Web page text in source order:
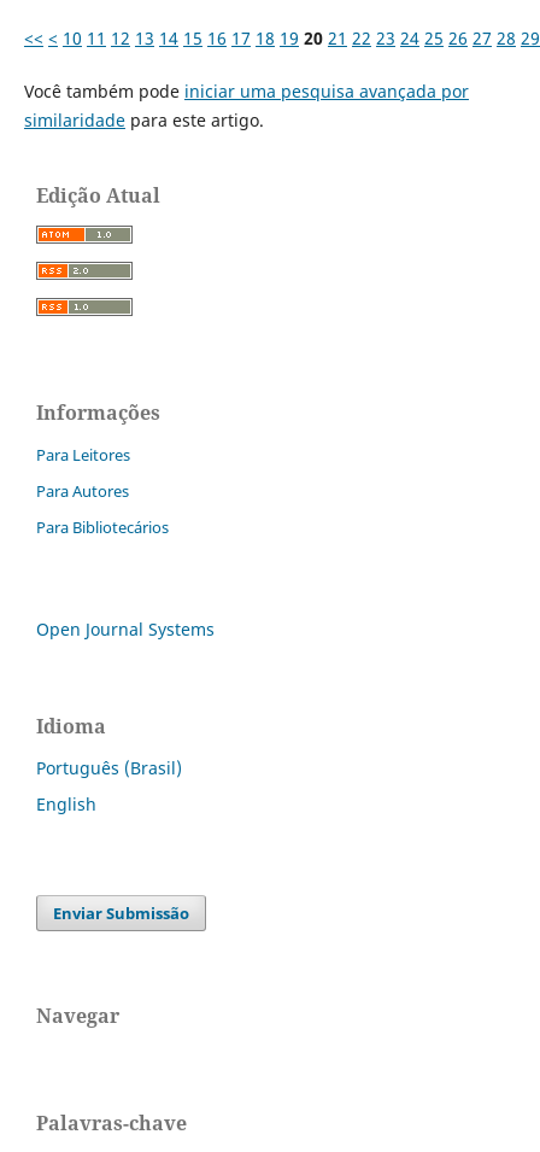
<< < 10 11 12 13 14 15 16 17 18 19 20 21 22 23 24 25 26 27 28 29
Você também pode iniciar uma pesquisa avançada por
similaridadepara este artigo.
Edição Atual
Informações
Para Leitores
Para Autores
Para Bibliotecários
Open Journal Systems
Idioma
Português (Brasil)
English
Enviar Submissão
Navegar
Palavras-chave